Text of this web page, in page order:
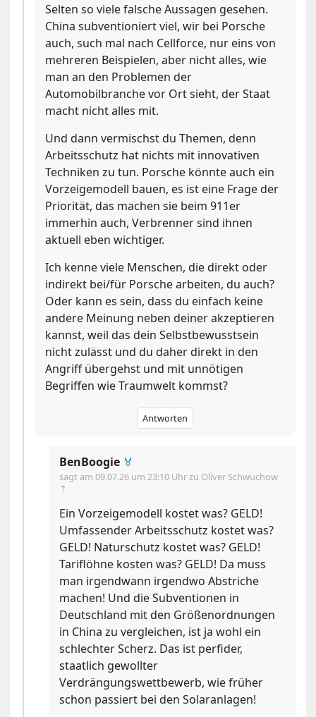
Selten so viele falsche Aussagen gesehen.
China subventioniert viel, wir bei Porsche
auch, such mal nach Cellforce, nur eins von
mehreren Beispielen, aber nicht alles, wie
man an den Problemen der
Automobilbranche vor Ort sieht, der Staat
macht nicht alles mit.
Und dann vermischst du Themen, denn
Arbeitsschutz hat nichts mit innovativen
Techniken zu tun. Porsche könnte auch ein
Vorzeigemodell bauen, es ist eine Frage der
Priorität, das machen sie beim 911er
immerhin auch, Verbrenner sind ihnen
aktuell eben wichtiger.
Ich kenne viele Menschen, die direkt oder
indirekt bei/für Porsche arbeiten, du auch?
Oder kann es sein, dass du einfach keine
andere Meinung neben deiner akzeptieren
kannst, weil das dein Selbstbewusstsein
nicht zulässt und du daher direkt in den
Angriff übergehst und mit unnötigen
Begriffen wie Traumwelt kommst?
Antworten
BenBoogie 🏅
sagt am09.07.26 um 23:10 Uhrzu Oliver Schwuchow
⇡
Ein Vorzeigemodell kostet was? GELD!
Umfassender Arbeitsschutz kostet was?
GELD! Naturschutz kostet was? GELD!
Tariflöhne kosten was? GELD! Da muss
man irgendwann irgendwo Abstriche
machen! Und die Subventionen in
Deutschland mit den Größenordnungen
in China zu vergleichen, ist ja wohl ein
schlechter Scherz. Das ist perfider,
staatlich gewollter
Verdrängungswettbewerb, wie früher
schon passiert bei den Solaranlagen!